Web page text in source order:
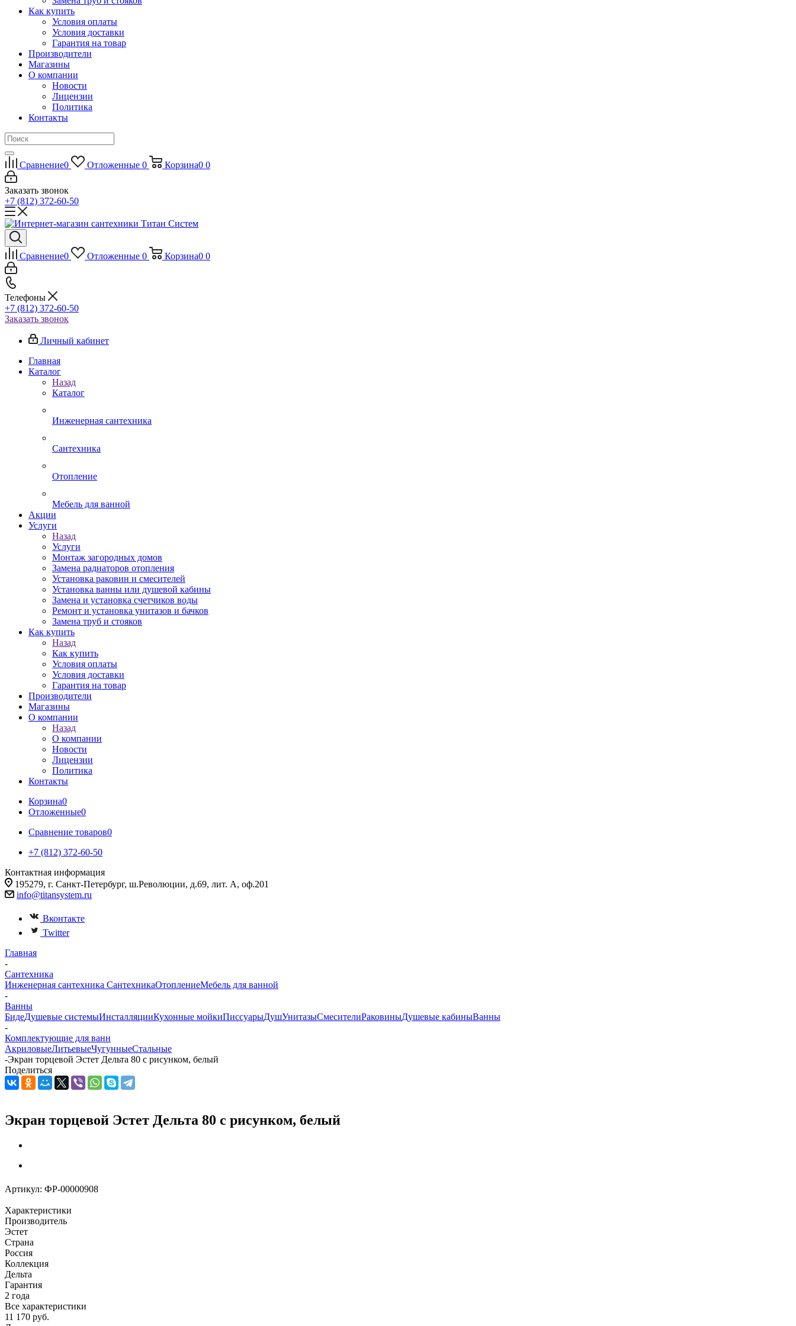
Как купить
Условия оплаты
Условия доставки
Гарантия на товар
Производители
Магазины
О компании
Новости
Лицензии
Политика
Контакты
Сравнение0 Отложенные 0 Корзина0 0
Заказать звонок
+7 (812) 372-60-50
Сравнение0 Отложенные 0 Корзина0 0
Телефоны
+7 (812) 372-60-50
Заказать звонок
Личный кабинет
Главная
Каталог
Назад
Каталог
Инженерная сантехника
Сантехника
Отопление
Мебель для ванной
Акции
Услуги
Назад
Услуги
Монтаж загородных домов
Замена радиаторов отопления
Установка раковин и смесителей
Установка ванны или душевой кабины
Замена и установка счетчиков воды
Ремонт и установка унитазов и бачков
Замена труб и стояков
Как купить
Назад
Как купить
Условия оплаты
Условия доставки
Гарантия на товар
Производители
Магазины
О компании
Назад
О компании
Новости
Лицензии
Политика
Контакты
Корзина0
Отложенные0
Сравнение товаров0
+7 (812) 372-60-50
Контактная информация
195279, г. Санкт-Петербург, ш.Революции, д.69, лит. А, оф.201
info@titansystem.ru
Вконтакте
Twitter
Главная
-
Сантехника
Инженерная сантехника СантехникаОтоплениеМебель для ванной
-
Ванны
БидеДушевые системыИнсталляцииКухонные мойкиПиссуарыДушУнитазыСмесителиРаковиныДушевые кабиныВанны
-
Комплектующие для ванн
АкриловыеЛитьевыеЧугунныеСтальные
-Экран торцевой Эстет Дельта 80 с рисунком, белый
Поделиться
Экран торцевой Эстет Дельта 80 с рисунком, белый
Артикул: ФР-00000908
Характеристики
Производитель
Эстет
Страна
Россия
Коллекция
Дельта
Гарантия
2 года
Все характеристики
11 170 руб.